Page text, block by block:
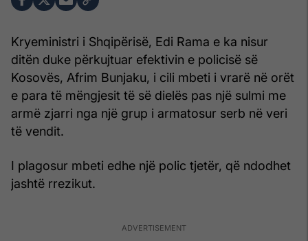
Kryeministri i Shqipërisë, Edi Rama e ka nisur
ditën duke përkujtuar efektivin e policisë së
Kosovës, Afrim Bunjaku, i cili mbeti i vrarë në orët
e para të mëngjesit të së dielës pas një sulmi me
armë zjarri nga një grup i armatosur serb në veri
të vendit.
I plagosur mbeti edhe një polic tjetër, që ndodhet
jashtë rrezikut.